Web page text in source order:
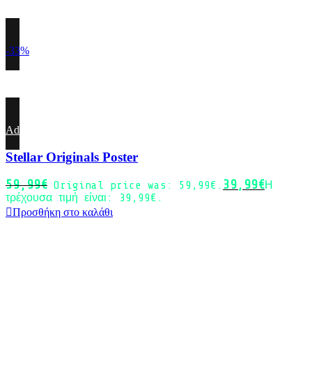
-33%
Add to wishlist
Stellar Originals Poster
59,99€ Original price was: 59,99€. 39,99€Η
τρέχουσα τιμή είναι: 39,99€.
Προσθήκη στο καλάθι